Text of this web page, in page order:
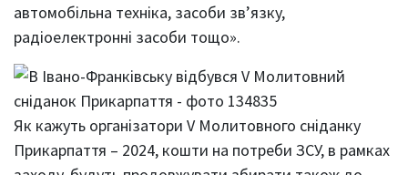
автомобільна техніка, засоби зв’язку,
радіоелектронні засоби тощо».
Як кажуть організатори V Молитовного сніданку
Прикарпаття – 2024, кошти на потреби ЗСУ, в рамках